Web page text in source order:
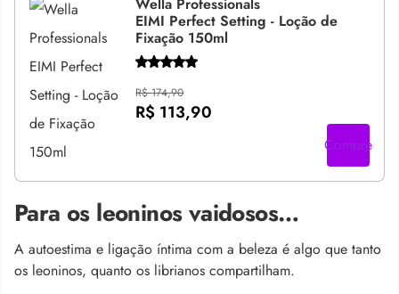
EIMI Perfect Setting - Loção de
Fixação 150ml
R$ 174,90
R$ 113,90
Compre
Para os leoninos vaidosos…
A autoestima e ligação íntima com a beleza é algo que tanto
os leoninos, quanto os librianos compartilham.